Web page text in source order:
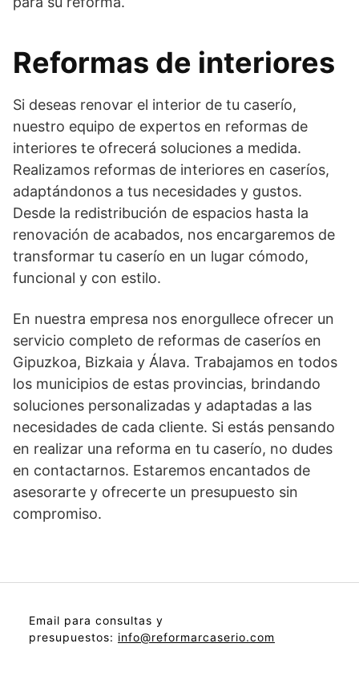
Reformas de interiores
Si deseas renovar el interior de tu caserío,
nuestro equipo de expertos en reformas de
interiores te ofrecerá soluciones a medida.
Realizamos reformas de interiores en caseríos,
adaptándonos a tus necesidades y gustos.
Desde la redistribución de espacios hasta la
renovación de acabados, nos encargaremos de
transformar tu caserío en un lugar cómodo,
funcional y con estilo.
En nuestra empresa nos enorgullece ofrecer un
servicio completo de reformas de caseríos en
Gipuzkoa, Bizkaia y Álava. Trabajamos en todos
los municipios de estas provincias, brindando
soluciones personalizadas y adaptadas a las
necesidades de cada cliente. Si estás pensando
en realizar una reforma en tu caserío, no dudes
en contactarnos. Estaremos encantados de
asesorarte y ofrecerte un presupuesto sin
compromiso.
Email para consultas y
presupuestos: info@reformarcaserio.com